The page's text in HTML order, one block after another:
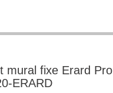
mural fixe Erard Pro
ERARD